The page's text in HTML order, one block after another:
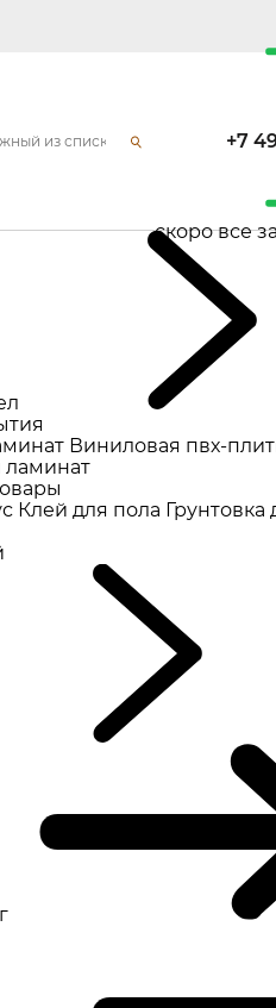
скоро все
+7
Виниловая пвх-
Клей для пола Грунтовка